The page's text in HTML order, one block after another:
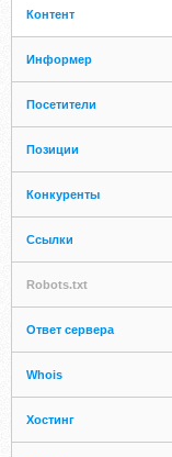
Контент
Информер
Посетители
Позиции
Конкуренты
Ссылки
Robots.txt
Ответ сервера
Whois
Хостинг